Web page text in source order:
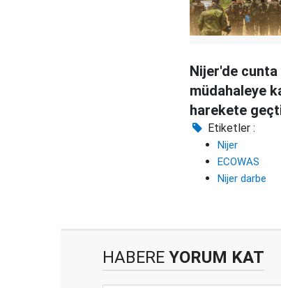
Nijer'de cunta
müdahaleye
harekete
Etiketler :
Nijer
ECOWAS
Nijer darbe
HABERE YORUM KAT